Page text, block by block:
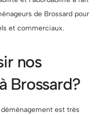
de Brossard pour
et commerciaux.
nos
Brossard?
est très